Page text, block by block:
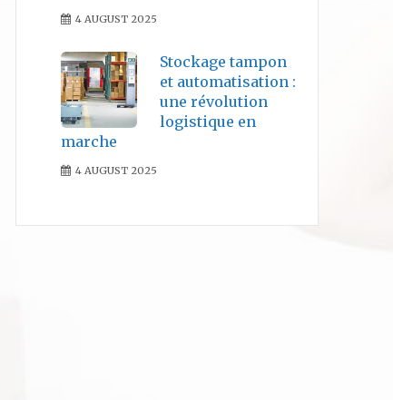
4 AUGUST 2025
Stockage tampon
et automatisation :
une révolution
logistique en
marche
4 AUGUST 2025